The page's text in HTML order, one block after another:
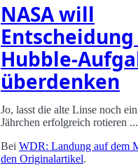
NASA will
Hubble-
überdenken
Jo, lasst die alte Linse noch
Jährchen erfolgreich rotieren ...
Bei WDR: Landung auf dem
den Originalartikel.